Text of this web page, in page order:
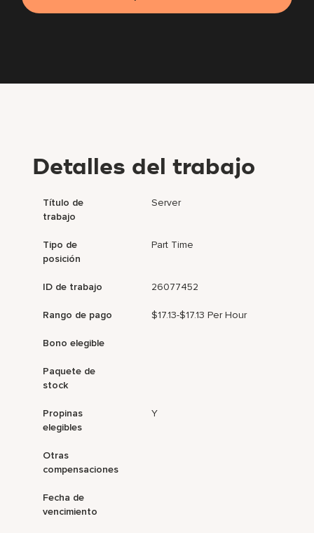
Detalles del trabajo
Título de
trabajo
Server
Tipo de
posición
Part Time
ID de trabajo 26077452
Rango de pago $17.13-$17.13 Per Hour
Bono elegible
Paquete de
stock
Propinas
elegibles
Y
Otras
compensaciones
Fecha de
vencimiento